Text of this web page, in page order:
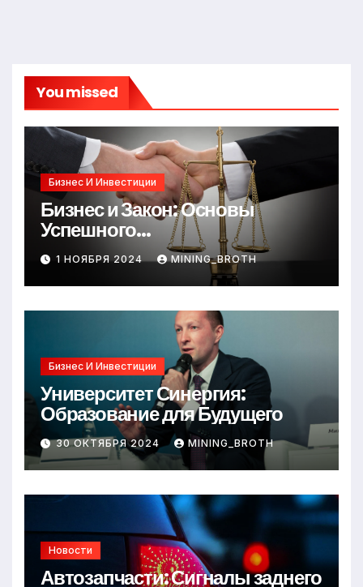
You missed
Бизнес И Инвестиции
Бизнес и Закон: Основы
Успешного
Предпринимательства
1 НОЯБРЯ 2024 MINING_BROTH
Бизнес И Инвестиции
Университет Синергия:
Образование для Будущего
30 ОКТЯБРЯ 2024 MINING_BROTH
Новости
Автозапчасти: Сигналы заднего